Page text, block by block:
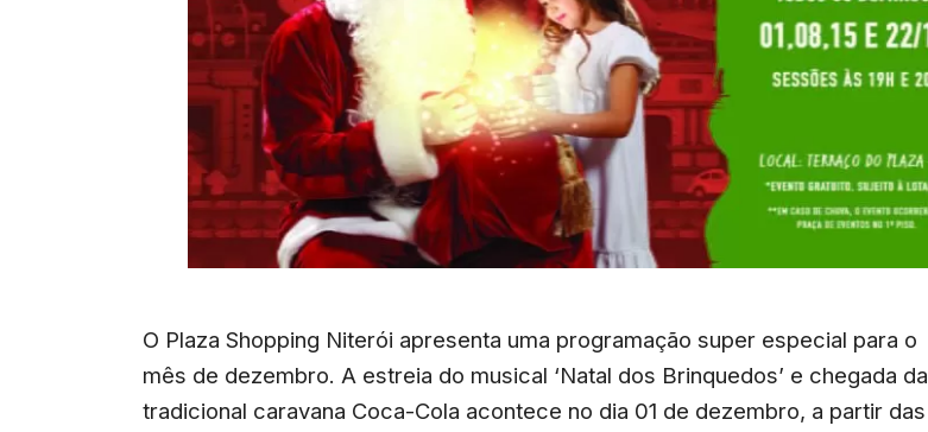
O Plaza Shopping Niterói apresenta uma programação super especial para o
mês de dezembro. A estreia do musical ‘Natal dos Brinquedos’ e chegada da
tradicional caravana Coca-Cola acontece no dia 01 de dezembro, a partir das